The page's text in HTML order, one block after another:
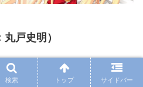
戸史明）
ートシナリオ
検索 トップ サイドバー